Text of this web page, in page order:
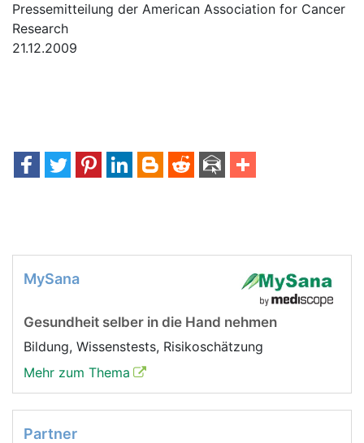
Pressemitteilung der American Association for Cancer
Research
21.12.2009
MySana
Gesundheit selber in die Hand nehmen
Bildung, Wissenstests, Risikoschätzung
Mehr zum Thema
Partner